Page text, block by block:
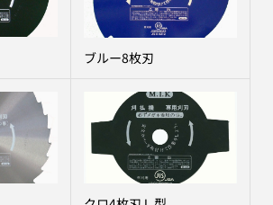
ブルー8枚刃